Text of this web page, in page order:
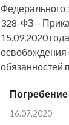
Федерального
328-ФЗ –
15.09.2020
обязанностей
16.07.2020